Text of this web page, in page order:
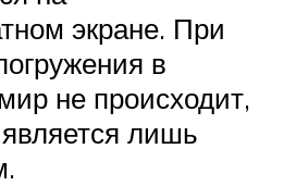
экране. При
в
не происходит,
лишь